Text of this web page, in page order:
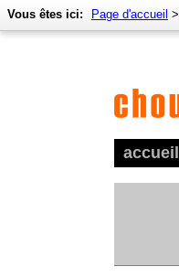
accueil
Vous êtes ici: Page d'accueil >